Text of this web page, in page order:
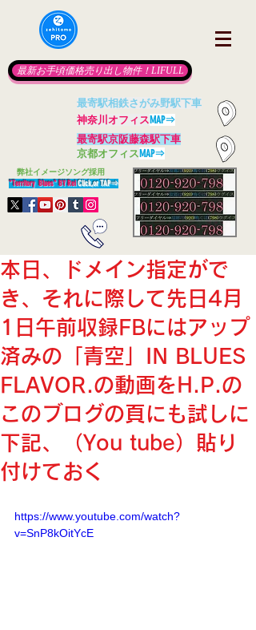
最新お手頃価格売り出し物件！LIFULL
最寄駅相鉄さがみ野駅下車
神奈川オフィス MAP⇒
最寄駅京阪藤森駅下車
京都オフィス MAP⇒
弊社イメージソング採用
"Territory Blues" BY ReiClick,or TAP⇒
本日、ドメイン指定がで
き、それに際して先日4月
1日午前収録FBにはアップ
済みの「青空」IN BLUES
FLAVOR.の動画をH.P.の
このブログの頁にも試しに
下記、（You tube）貼り
付けておく
https://www.youtube.com/watch?
v=SnP8kOitYcE